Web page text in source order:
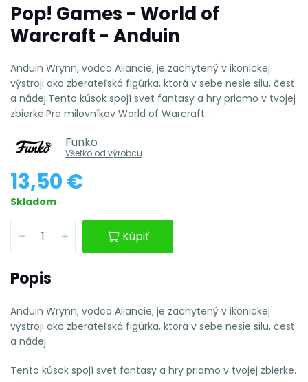
Pop! Games - World of
Warcraft - Anduin
Anduin Wrynn, vodca Aliancie, je zachytený v ikonickej
výstroji ako zberateľská figúrka, ktorá v sebe nesie silu, česť
a nádej.Tento kúsok spojí svet fantasy a hry priamo v tvojej
zbierke.Pre milovníkov World of Warcraft..
Funko
Všetko od výrobcu
13,50 €
Skladom
Kúpiť
Popis
Anduin Wrynn, vodca Aliancie, je zachytený v ikonickej
výstroji ako zberateľská figúrka, ktorá v sebe nesie silu, česť
a nádej.
Tento kúsok spojí svet fantasy a hry priamo v tvojej zbierke.